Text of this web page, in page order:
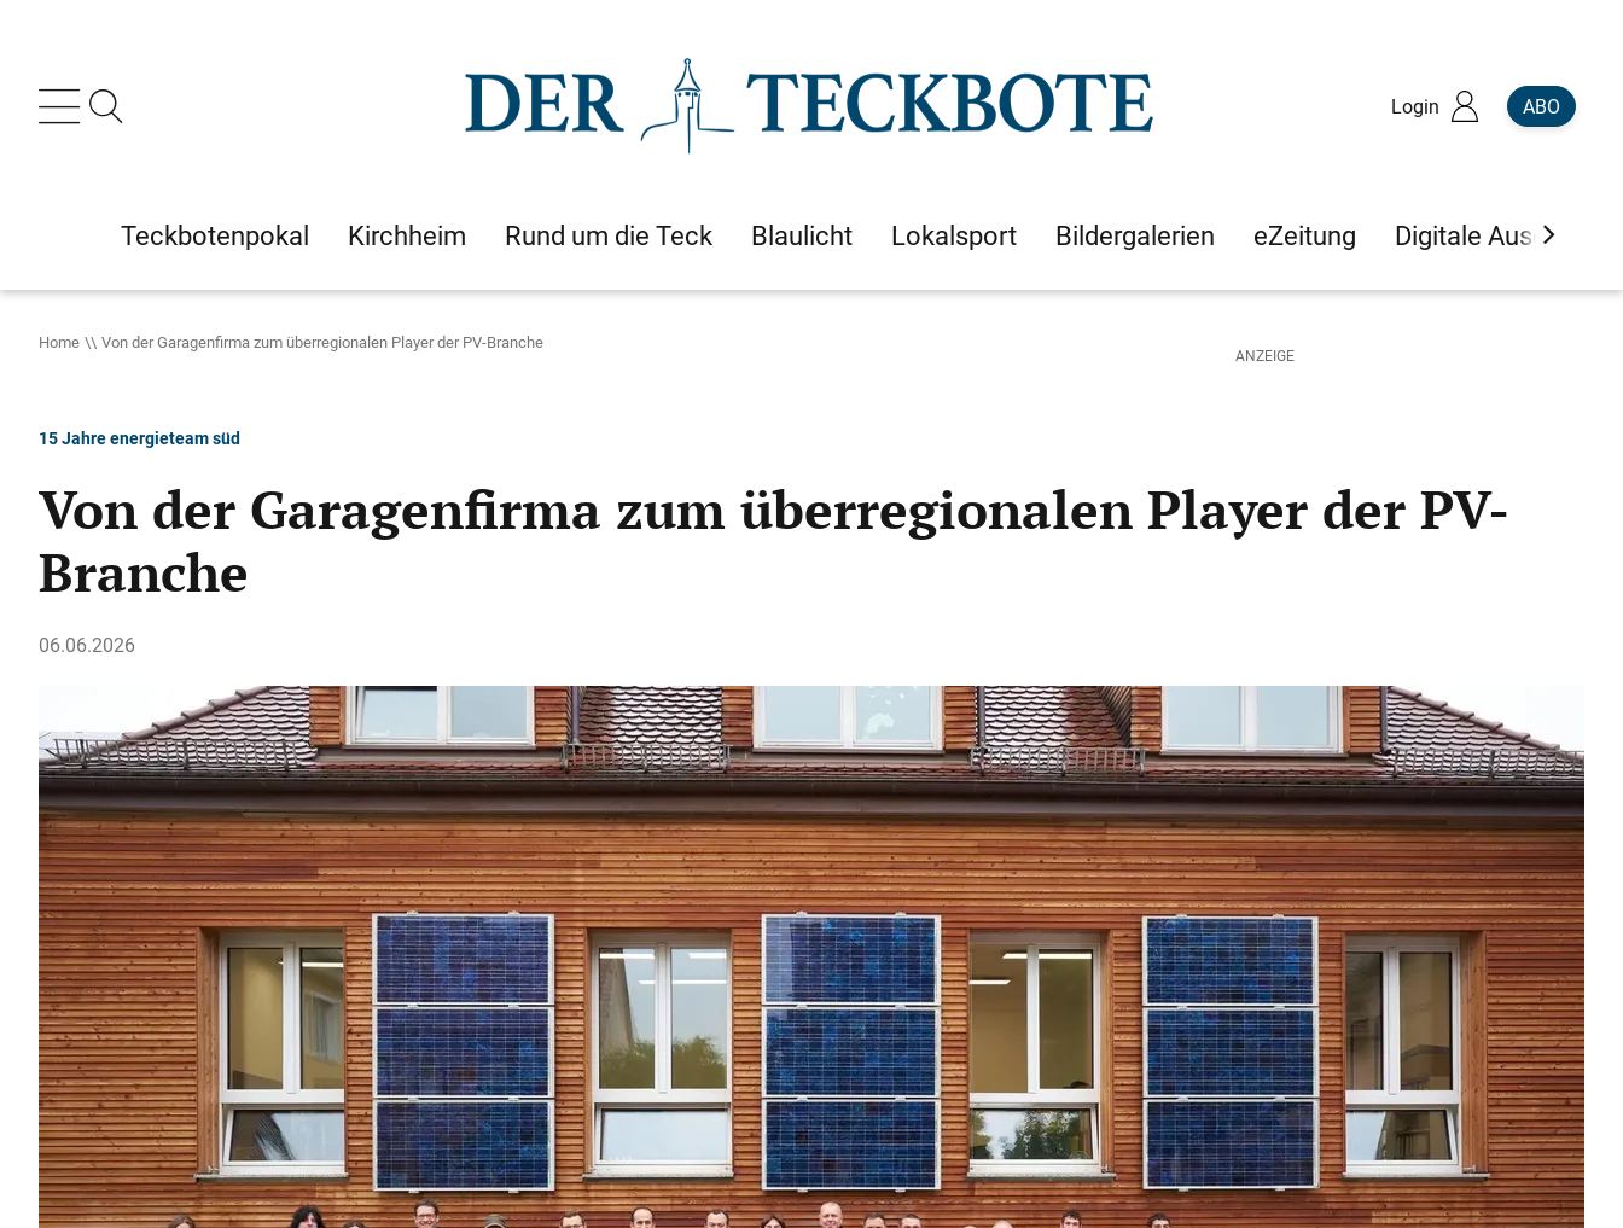
Login ABO
Teckbotenpokal Kirchheim Rund um die Teck Blaulicht Lokalsport Bildergalerien eZeitung Digitale Ausgaben
Home Von der Garagenfirma zum überregionalen Player der PV-Branche
15 Jahre energieteam süd
Von der Garagenfirma zum überregionalen Player der PV-
Branche
06.06.2026